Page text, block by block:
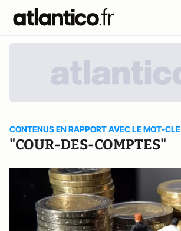
CONTENUS EN RAPPORT AVEC LE MOT-CLE
"COUR-DES-COMPTES"